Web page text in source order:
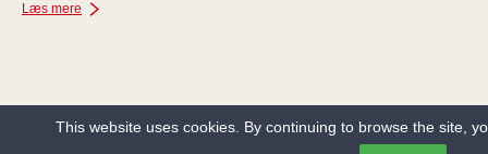
Læs mere
This website uses cookies. By continuing to browse the site,